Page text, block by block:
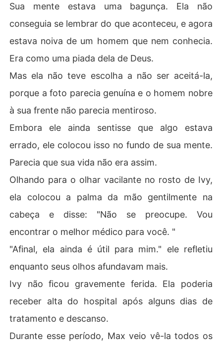
Sua mente estava uma bagunça. Ela não
conseguia se lembrar do que aconteceu, e agora
estava noiva de um homem que nem conhecia.
Era como uma piada dela de Deus.
Mas ela não teve escolha a não ser aceitá-la,
porque a foto parecia genuína e o homem nobre
à sua frente não parecia mentiroso.
Embora ele ainda sentisse que algo estava
errado, ele colocou isso no fundo de sua mente.
Parecia que sua vida não era assim.
Olhando para o olhar vacilante no rosto de Ivy,
ela colocou a palma da mão gentilmente na
cabeça e disse: "Não se preocupe. Vou
encontrar o melhor médico para você. "
"Afinal, ela ainda é útil para mim." ele refletiu
enquanto seus olhos afundavam mais.
Ivy não ficou gravemente ferida. Ela poderia
receber alta do hospital após alguns dias de
tratamento e descanso.
Durante esse período, Max veio vê-la todos os